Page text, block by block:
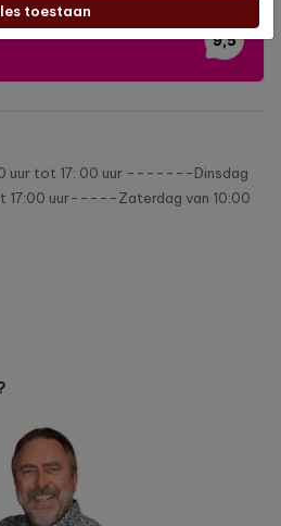
uur tot 17: 00 uur -------Dinsdag
17:00 uur-----Zaterdag van 10:00
toestaan